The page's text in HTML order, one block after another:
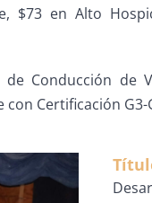
$73 en Alto
Conducción de
Certificación G3-